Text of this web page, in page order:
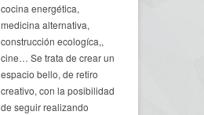
cocina energética,
medicina alternativa,
construcción ecologíca,,
cine… Se trata de crear un
espacio bello, de retiro
creativo, con la posibilidad
de seguir realizando